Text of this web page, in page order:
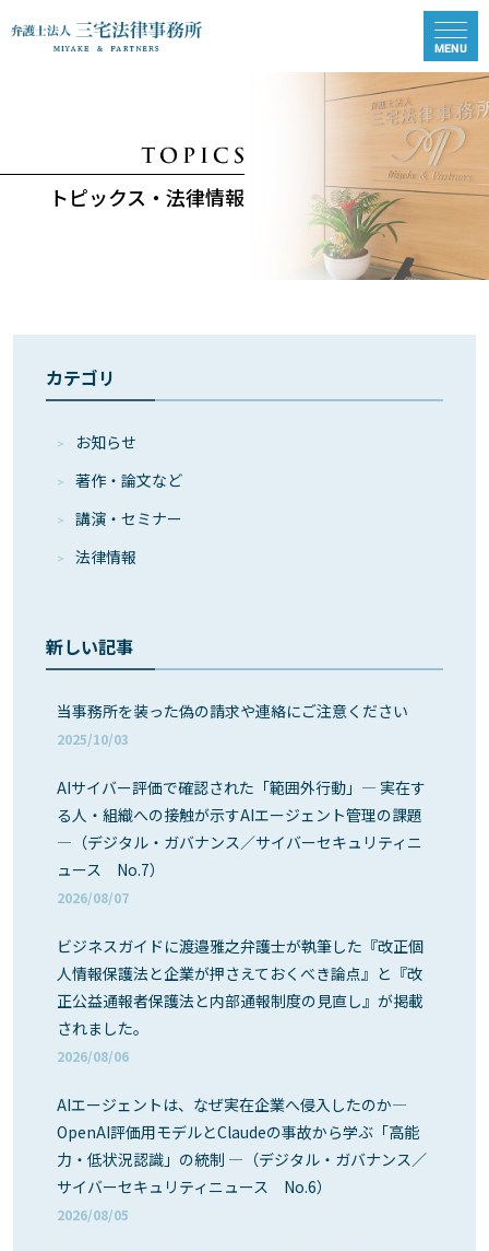
トピックス・法律情報
カテゴリ
お知らせ
著作・論⽂など
講演・セミナー
法律情報
新しい記事
当事務所を装った偽の請求や連絡にご注意ください
2025/10/03
AIサイバー評価で確認された「範囲外行動」― 実在す
る人・組織への接触が示すAIエージェント管理の課題
―（デジタル・ガバナンス／サイバーセキュリティニ
ュース No.7）
2026/08/07
ビジネスガイドに渡邉雅之弁護士が執筆した『改正個
人情報保護法と企業が押さえておくべき論点』と『改
正公益通報者保護法と内部通報制度の見直し』が掲載
されました。
2026/08/06
AIエージェントは、なぜ実在企業へ侵入したのか―
OpenAI評価用モデルとClaudeの事故から学ぶ「高能
力・低状況認識」の統制 ―（デジタル・ガバナンス／
サイバーセキュリティニュース No.6）
2026/08/05